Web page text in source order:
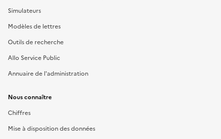
Simulateurs
Modèles de lettres
Outils de recherche
Allo Service Public
Annuaire de l'administration
Nous connaître
Chiffres
Mise à disposition des données